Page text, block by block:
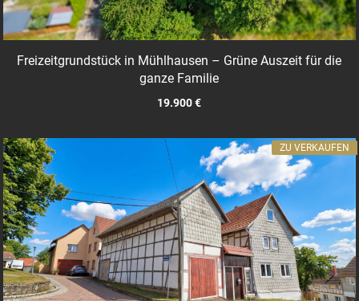
Freizeitgrundstück in Mühlhausen – Grüne Auszeit für die
ganze Familie
19.900 €
ZU VERKAUFEN